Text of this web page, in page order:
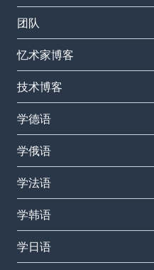
团队
忆术家博客
技术博客
学德语
学俄语
学法语
学韩语
学日语